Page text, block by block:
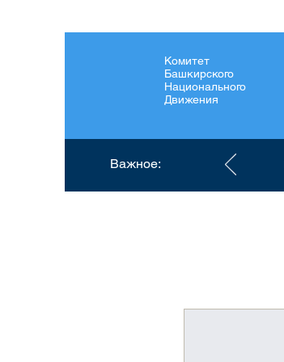
Комитет
Башкирского
Национального
Движения
Важное: